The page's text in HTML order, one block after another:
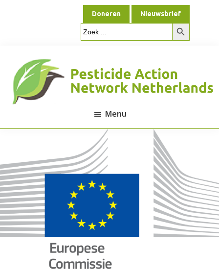
Doneren Nieuwsbrief
Zoek
naar:
Zoekknop
Pesticide
Action
Network
Netherlands
Menu